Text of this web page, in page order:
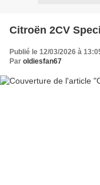
Citroën 2CV
Publié le 12/03/2026 à
Par oldiesfan67